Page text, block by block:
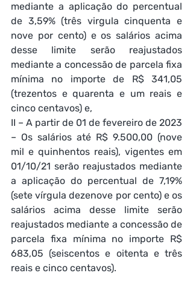
mediante a aplicação do percentual
de 3,59% (três virgula cinquenta e
nove por cento) e os salários acima
desse limite serão reajustados
mediante a concessão de parcela fixa
mínima no importe de R$ 341,05
(trezentos e quarenta e um reais e
cinco centavos) e,
II – A partir de 01 de fevereiro de 2023
– Os salários até R$ 9.500,00 (nove
mil e quinhentos reais), vigentes em
01/10/21 serão reajustados mediante
a aplicação do percentual de 7,19%
(sete vírgula dezenove por cento) e os
salários acima desse limite serão
reajustados mediante a concessão de
parcela fixa mínima no importe R$
683,05 (seiscentos e oitenta e três
reais e cinco centavos).